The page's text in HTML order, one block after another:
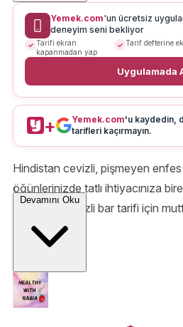
Yemek.com'un ücretsiz
deneyim seni bekliyor
Tarifi ekran
kapanmadan yap
Tarif defterine
Uygulamada
+ Yemek.com'u kaydedin,
tarifleri kaçırmayın.
Hindistan cevizli, pişmeyen
öğünlerinizde tatlı ihtiyacınıza
Hindistan cevizli bar tarifi için
Devamını Oku